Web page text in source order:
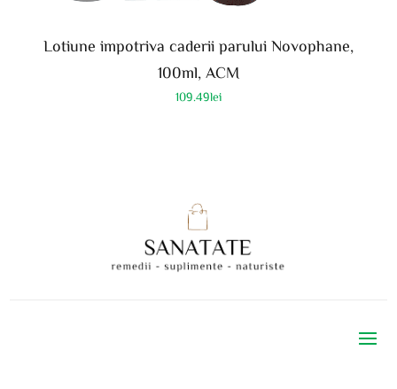
Lotiune impotriva caderii parului Novophane,
100ml, ACM
109.49lei